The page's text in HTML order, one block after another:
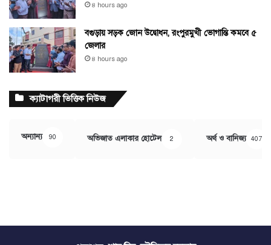
৪ hours ago
বগুড়ায় সড়ক জোন উদ্বোধন, রংপুরমুখী ভোগান্তি কমবে ৫
জেলার
৪ hours ago
ক্যাটাগরী ভিত্তিক নিউজ
অন্যান্য 90 অভিজাত এলাকার হোটেল 2 অর্থ ও বানিজ্য 407